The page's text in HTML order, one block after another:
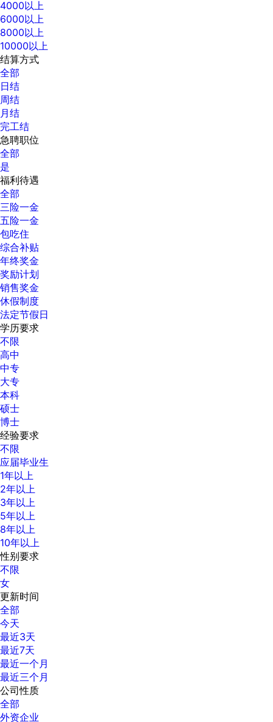
4000以上
6000以上
8000以上
10000以上
结算方式
全部
日结
周结
月结
完工结
急聘职位
全部
是
福利待遇
全部
三险一金
五险一金
包吃住
综合补贴
年终奖金
奖励计划
销售奖金
休假制度
法定节假日
学历要求
不限
高中
中专
大专
本科
硕士
博士
经验要求
不限
应届毕业生
1年以上
2年以上
3年以上
5年以上
8年以上
10年以上
性别要求
不限
女
更新时间
全部
今天
最近3天
最近7天
最近一个月
最近三个月
公司性质
全部
外资企业